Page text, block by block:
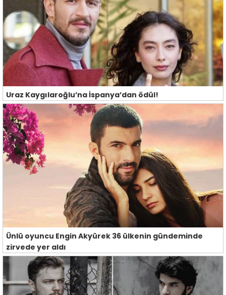
Uraz Kaygılaroğlu’na İspanya’dan ödül!
Ünlü oyuncu Engin Akyürek 36 ülkenin gündeminde
zirvede yer aldı